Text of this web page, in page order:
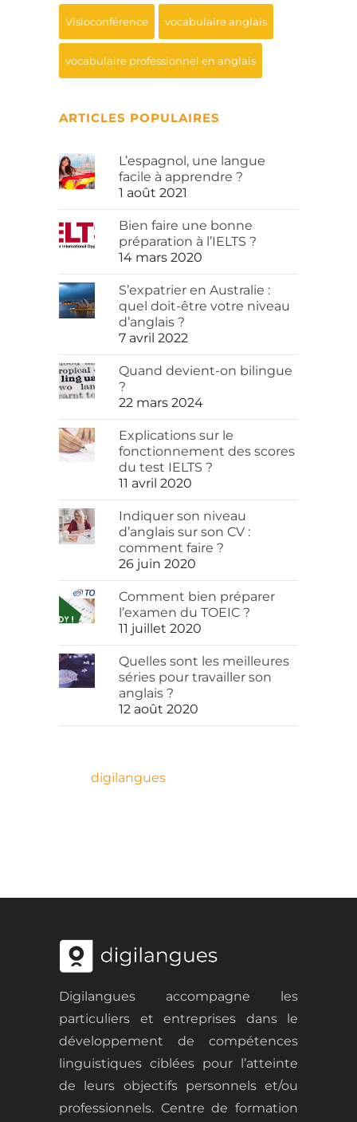
Visioconférence vocabulaire anglais
vocabulaire professionnel en anglais
ARTICLES POPULAIRES
L’espagnol, une langue
facile à apprendre ?
1 août 2021
Bien faire une bonne
préparation à l’IELTS ?
14 mars 2020
S’expatrier en Australie :
quel doit-être votre niveau
d’anglais ?
7 avril 2022
Quand devient-on bilingue
?
22 mars 2024
Explications sur le
fonctionnement des scores
du test IELTS ?
11 avril 2020
Indiquer son niveau
d’anglais sur son CV :
comment faire ?
26 juin 2020
Comment bien préparer
l’examen du TOEIC ?
11 juillet 2020
Quelles sont les meilleures
séries pour travailler son
anglais ?
12 août 2020
digilangues
Digilangues accompagne les
particuliers et entreprises dans le
développement de
compétences
linguistiques ciblées pour l ’atteinte
de leurs objectifs personnels et/ou
professionnels. Centre de formation